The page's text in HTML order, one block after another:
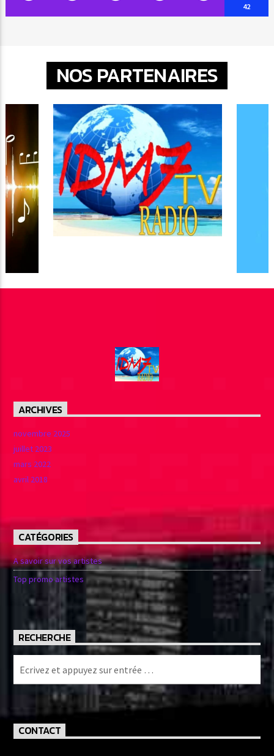
42
NOS PARTENAIRES
ARCHIVES
novembre 2025
juillet 2023
mars 2022
avril 2018
CATÉGORIES
A savoir sur vos artistes
Top promo artistes
RECHERCHE
CONTACT